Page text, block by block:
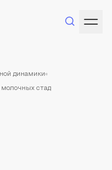
динамики
стад